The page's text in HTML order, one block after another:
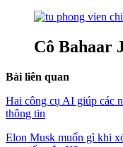
Cô Bahaar
Bài liên quan
Hai công cụ AI giúp các
thông tin
Elon Musk muốn gì khi